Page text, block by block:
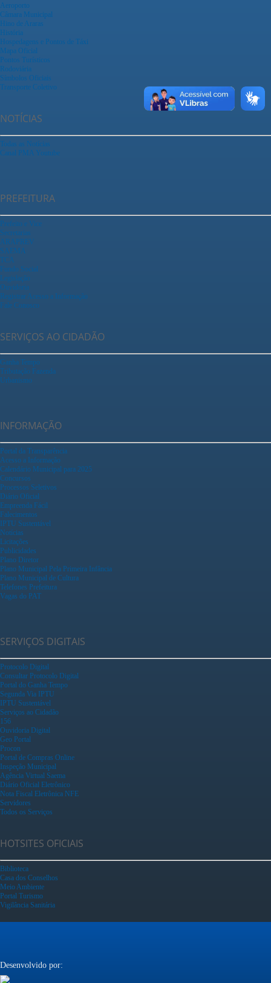
Aeroporto
Câmara Municipal
Hino de Araras
História
Hospedagens e Pontos de Táxi
Mapa Oficial
Pontos Turísticos
Rodoviária
Símbolos Oficiais
Transporte Coletivo
NOTÍCIAS
Todas as Notícias
Canal PMA Youtube
PREFEITURA
Prefeito e Vice
Secretarias
ARAPREV
SAEMA
TCA
Fundo Social
Legislação
Ouvidoria
Registrar Acesso a Informação
Fale Conosco
SERVIÇOS AO CIDADÃO
Ganha Tempo
Tributação Fazenda
Urbanismo
INFORMAÇÃO
Portal da Transparência
Acesso a Informação
Calendário Municipal para 2025
Concursos
Processos Seletivos
Diário Oficial
Empreenda Fácil
Falecimentos
IPTU Sustentável
Notícias
Licitações
Publicidades
Plano Diretor
Plano Municipal Pela Primeira Infância
Plano Municipal de Cultura
Telefones Prefeitura
Vagas do PAT
SERVIÇOS DIGITAIS
Protocolo Digital
Consultar Protocolo Digital
Portal do Ganha Tempo
Segunda Via IPTU
IPTU Sustentável
Serviços ao Cidadão
156
Ouvidoria Digital
Geo Portal
Procon
Portal de Compras Online
Inspeção Municipal
Agência Virtual Saema
Diário Oficial Eletrônico
Nota Fiscal Eletrônica NFE
Servidores
Todos os Serviços
HOTSITES OFICIAIS
Biblioteca
Casa dos Conselhos
Meio Ambiente
Portal Turismo
Vigilância Sanitária
Desenvolvido por: